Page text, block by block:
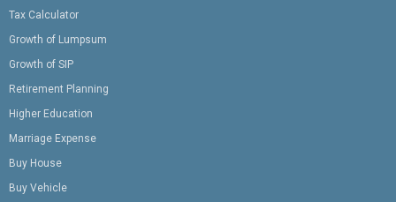
Tax Calculator
Growth of Lumpsum
Growth of SIP
Retirement Planning
Higher Education
Marriage Expense
Buy House
Buy Vehicle